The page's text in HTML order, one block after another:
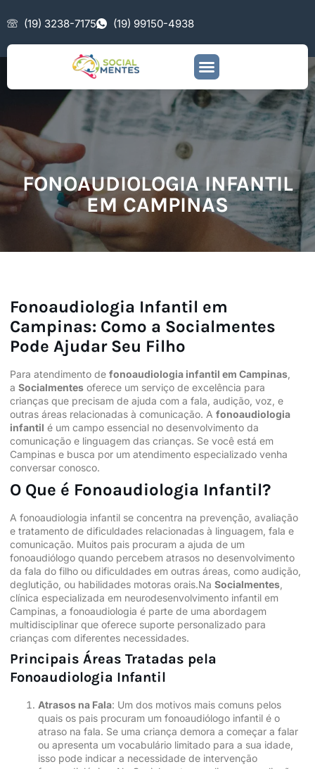
(19) 3238-7175 (19) 99150-4938
FONOAUDIOLOGIA INFANTIL
EM CAMPINAS
Fonoaudiologia Infantil em
Campinas: Como a Socialmentes
Pode Ajudar Seu Filho
Para atendimento de fonoaudiologia infantil em Campinas
a Socialmentes oferece um serviço de excelência para
crianças que precisam de ajuda com a fala , audição, voz, e
outras áreas relacionadas à comunicação. A fonoaudiologia
infantil é um campo essencial no desenvolvimento da
comunicação e linguagem das crianças. Se você está em
Campinas e busca por um atendimento especializado venha
conversar conosco.
O Que é Fonoaudiologia Infantil?
A fonoaudiologia infantil se concentra na prevenção, avaliação
e tratamento de dificuldades relacionadas à linguagem, fala e
comunicação. Muitos pais procuram a ajuda de um
fonoaudiólogo quando percebem atrasos no desenvolvimento
da fala do filho ou dificuldades em outras áreas, como audição,
deglutição, ou habilidades motoras orais.Na Socialmentes
clínica especializada em neurodesenvolvimento infantil em
Campinas, a fonoaudiologia é parte de uma abordagem
multidisciplinar que oferece suporte personalizado para
crianças com diferentes necessidades.
Principais Áreas Tratadas pela
Fonoaudiologia Infantil
Atrasos na Fala: Um dos motivos mais comuns pelos
quais os pais procuram um fonoaudiólogo infantil é o
atraso na fala. Se uma criança demora a começar a falar
ou apresenta um vocabulário limitado para a sua idade,
isso pode indicar a necessidade de intervenção